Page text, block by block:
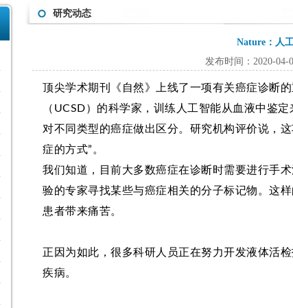
研究动态
Nature：人
发布时间：2020-04-
顶尖学术期刊《自然》上线了一项有关癌症诊断
（UCSD）的科学家， 训练人工智能从血液中鉴
对不同类型的癌症做出区分。研究机构评价说，
症的方式”。
我们知道，目前大多数癌症在诊断时需要进行手
验的专家寻找某些与癌症相关的分子标记物。这
患者带来痛苦。
正因为如此，很多科研人员正在努力开发液体活
疾病。